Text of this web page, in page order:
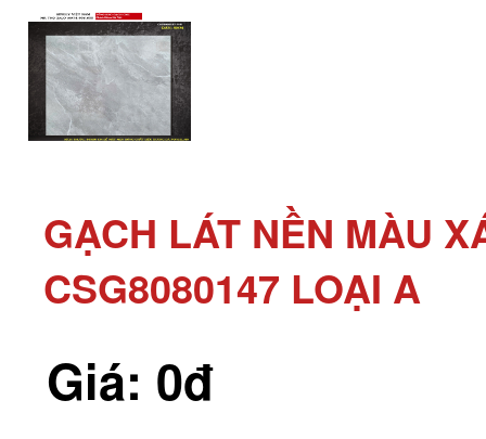
GẠCH LÁT NỀN MÀU
CSG8080147 LOẠI A
Giá: 0đ